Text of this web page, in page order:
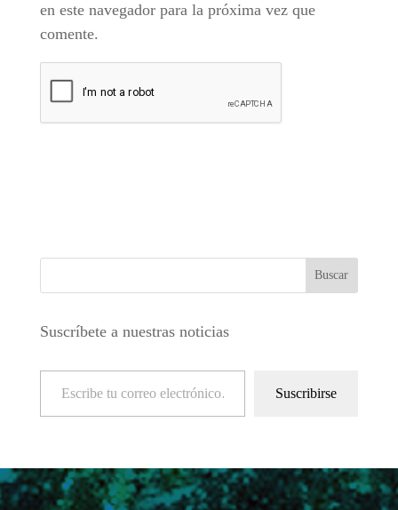
en este navegador para la próxima vez que
comente.
Suscríbete a nuestras noticias
Escribe tu correo electrónico…
Suscribirse